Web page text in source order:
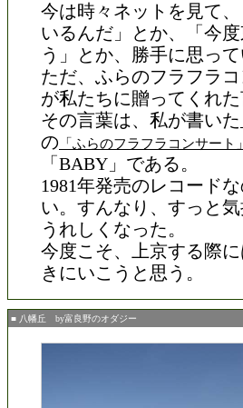
今は時々ネットを見て
いるんだ」とか、「今
う」とか、勝手に思っ
ただ、ふらのフラフラ
が私たちに贈ってくれ
その言葉は、私が書いた
の 「ふらのフラフラコンサート」
「BABY」である。
1981年発売のレコード
い。すんなり、すっと
うれしくなった。
今度こそ、上京する際
きにいこうと思う。
■ 八幡丘 by富良野のオダジー